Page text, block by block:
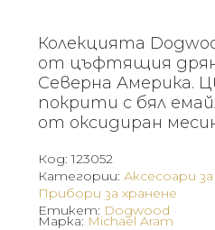
Колекцията
от цъфтящия
Северна Америка.
покрити с бял
от оксидиран
Код:123052
Категории: Аксесоари
Прибори за хранене
Етикет: Dogwood
Марка: Michael Aram